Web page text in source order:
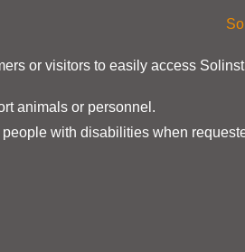
or visitors to easily access
animals or personnel.
with disabilities when